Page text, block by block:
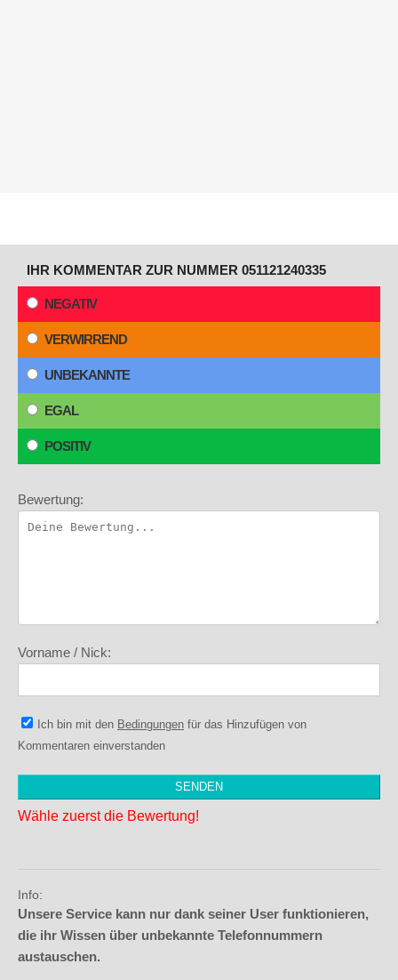
IHR KOMMENTAR ZUR NUMMER 051121240335
NEGATIV
VERWIRREND
UNBEKANNTE
EGAL
POSITIV
Bewertung:
Vorname / Nick:
Ich bin mit den Bedingungen für das Hinzufügen von
Kommentaren einverstanden
Wähle zuerst die Bewertung!
Info:
Unsere Service kann nur dank seiner User funktionieren,
die ihr Wissen über unbekannte Telefonnummern
austauschen.